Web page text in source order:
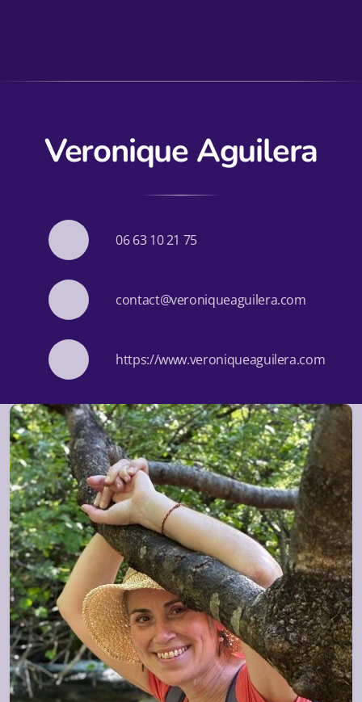
Veronique Aguilera
06 63 10 21 75
contact@veroniqueaguilera.com
https://www.veroniqueaguilera.com